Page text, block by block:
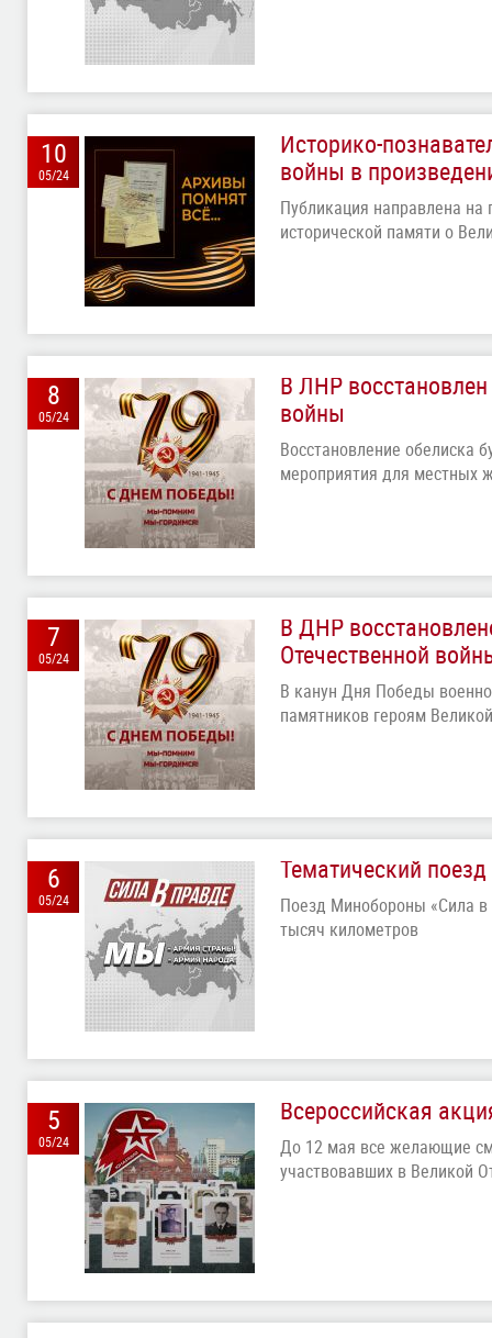
10
05/24
Историко-
войны в
Публикация направлена на
исторической памяти о
8
05/24
В ЛНР
войны
Восстановление обелиска
мероприятия для местных
7
05/24
В ДНР
Отечественной
В канун Дня Победы
памятников героям
6
05/24
Тематический
Поезд Минобороны «Сила в
тысяч километров
5
05/24
Всероссийская
До 12 мая все желающие
участвовавших в Великой